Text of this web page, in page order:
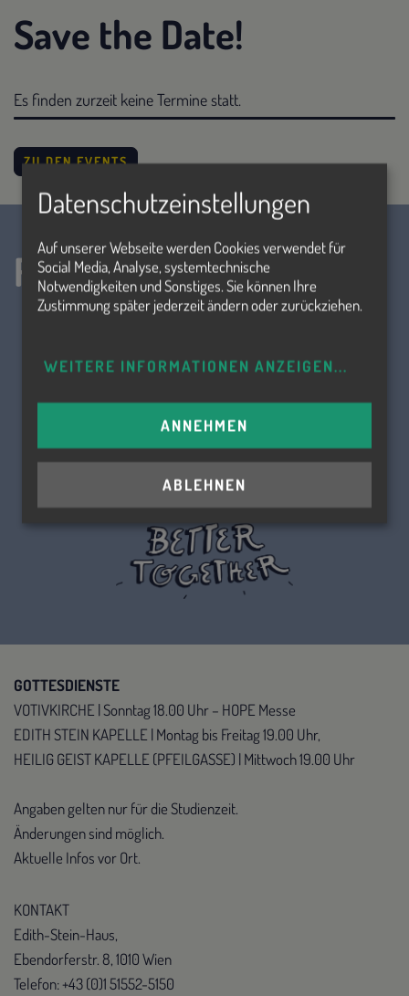
Save the Date!
Es finden zurzeit keine Termine statt.
ZU DEN EVENTS
Folge uns!
GOTTESDIENSTE
VOTIVKIRCHE | Sonntag 18.00 Uhr – HOPE Messe
EDITH STEIN KAPELLE | Montag bis Freitag 19.00 Uhr,
HEILIG GEIST KAPELLE (PFEILGASSE) | Mittwoch 19.00 Uhr
Angaben gelten nur für die Studienzeit.
Änderungen sind möglich.
Aktuelle Infos vor Ort.
KONTAKT
Edith-Stein-Haus,
Ebendorferstr. 8, 1010 Wien
Telefon: +43 (0)1 51552-5150
Datenschutzeinstellungen
Auf unserer Webseite werden Cookies verwendet für
Social Media, Analyse, systemtechnische
Notwendigkeiten und Sonstiges. Sie können Ihre
Zustimmung später jederzeit ändern oder zurückziehen.
WEITERE INFORMATIONEN ANZEIGEN...
ABLEHNEN
ANNEHMEN